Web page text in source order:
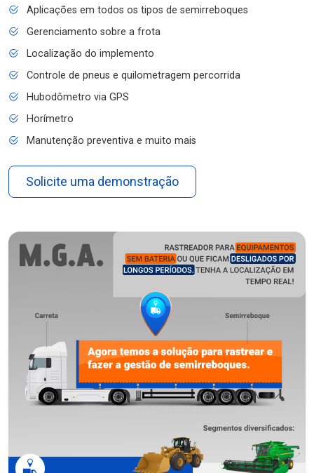
Aplicações em todos os tipos de semirreboques
Gerenciamento sobre a frota
Localização do implemento
Controle de pneus e quilometragem percorrida
Hubodômetro via GPS
Horímetro
Manutenção preventiva e muito mais
Solicite uma demonstração